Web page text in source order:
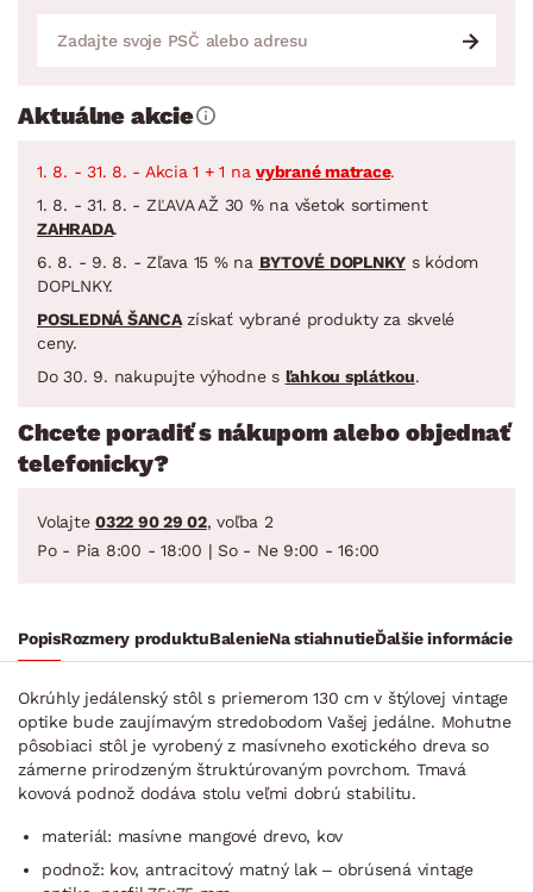
Aktuálne akcie
1. 8. - 31. 8. - Akcia 1 + 1 na vybrané matrace.
1. 8. - 31. 8. - ZĽAVA AŽ 30 % na všetok sortiment
ZAHRADA.
6. 8. - 9. 8. - Zľava 15 % na BYTOVÉ DOPLNKY s kódom
DOPLNKY.
POSLEDNÁ ŠANCAzískať vybrané produkty za skvelé
ceny.
Do 30. 9. nakupujte výhodne s ľahkou splátkou.
Chcete poradiť s nákupom alebo objednať
telefonicky?
Volajte 0322 90 29 02, voľba 2
Po - Pia 8:00 - 18:00 | So - Ne 9:00 - 16:00
PopisRozmery produktuBalenieNa stiahnutieĎalšie informácie
Okrúhly jedálenský stôl s priemerom 130 cm v štýlovej vintage
optike bude zaujímavým stredobodom Vašej jedálne. Mohutne
pôsobiaci stôl je vyrobený z masívneho exotického dreva so
zámerne prirodzeným štruktúrovaným povrchom. Tmavá
kovová podnož dodáva stolu veľmi dobrú stabilitu.
materiál: masívne mangové drevo, kov
podnož: kov, antracitový matný lak – obrúsená vintage